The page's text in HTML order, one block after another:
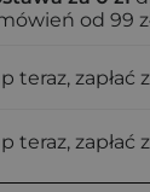
od 99
teraz, zapłać
teraz, zapłać